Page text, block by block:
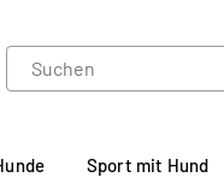
Sport mit Hund